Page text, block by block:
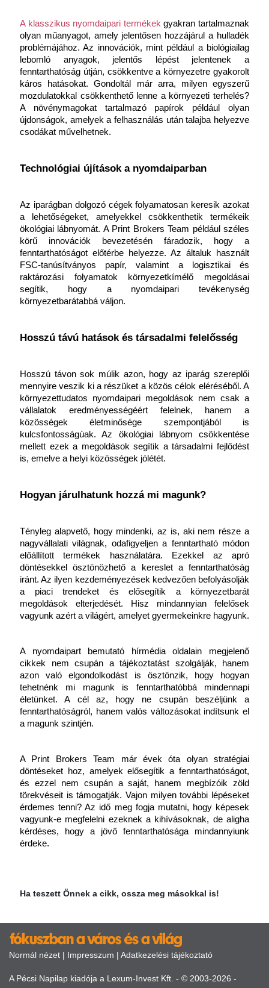
A klasszikus nyomdaipari termékek gyakran tartalmaznak
olyan műanyagot, amely jelentősen hozzájárul a hulladék
problémájához. Az innovációk, mint például a biológiailag
lebomló anyagok, jelentős lépést jelentenek a
fenntarthatóság útján, csökkentve a környezetre gyakorolt
káros hatásokat. Gondoltál már arra, milyen egyszerű
mozdulatokkal csökkenthető lenne a környezeti terhelés?
A növénymagokat tartalmazó papírok például olyan
újdonságok, amelyek a felhasználás után talajba helyezve
csodákat művelhetnek.
Technológiai újítások a nyomdaiparban
Az iparágban dolgozó cégek folyamatosan keresik azokat
a lehetőségeket, amelyekkel csökkenthetik termékeik
ökológiai lábnyomát. A Print Brokers Team például széles
körű innovációk bevezetésén fáradozik, hogy a
fenntarthatóságot előtérbe helyezze. Az általuk használt
FSC-tanúsítványos papír, valamint a logisztikai és
raktározási folyamatok környezetkímélő megoldásai
segítik, hogy a nyomdaipari tevékenység
környezetbarátabbá váljon.
Hosszú távú hatások és társadalmi felelősség
Hosszú távon sok múlik azon, hogy az iparág szereplői
mennyire veszik ki a részüket a közös célok eléréséből. A
környezettudatos nyomdaipari megoldások nem csak a
vállalatok eredményességéért felelnek, hanem a
közösségek életminősége szempontjából is
kulcsfontosságúak. Az ökológiai lábnyom csökkentése
mellett ezek a megoldások segítik a társadalmi fejlődést
is, emelve a helyi közösségek jólétét.
Hogyan járulhatunk hozzá mi magunk?
Tényleg alapvető, hogy mindenki, az is, aki nem része a
nagyvállalati világnak, odafigyeljen a fenntartható módon
előállított termékek használatára. Ezekkel az apró
döntésekkel ösztönözhető a kereslet a fenntarthatóság
iránt. Az ilyen kezdeményezések kedvezően befolyásolják
a piaci trendeket és elősegítik a környezetbarát
megoldások elterjedését. Hisz mindannyian felelősek
vagyunk azért a világért, amelyet gyermekeinkre hagyunk.
A nyomdaipart bemutató hírmédia oldalain megjelenő
cikkek nem csupán a tájékoztatást szolgálják, hanem
azon való elgondolkodást is ösztönzik, hogy hogyan
tehetnénk mi magunk is fenntarthatóbbá mindennapi
életünket. A cél az, hogy ne csupán beszéljünk a
fenntarthatóságról, hanem valós változásokat indítsunk el
a magunk szintjén.
A Print Brokers Team már évek óta olyan stratégiai
döntéseket hoz, amelyek elősegítik a fenntarthatóságot,
és ezzel nem csupán a saját, hanem megbízóik zöld
törekvéseit is támogatják. Vajon milyen további lépéseket
érdemes tenni? Az idő meg fogja mutatni, hogy képesek
vagyunk-e megfelelni ezeknek a kihívásoknak, de aligha
kérdéses, hogy a jövő fenntarthatósága mindannyiunk
érdeke.
Ha teszett Önnek a cikk, ossza meg másokkal is!
Normál nézet | Impresszum | Adatkezelési tájékoztató
A Pécsi Napilap kiadója a Lexum-Invest Kft. - © 2003-2026 -